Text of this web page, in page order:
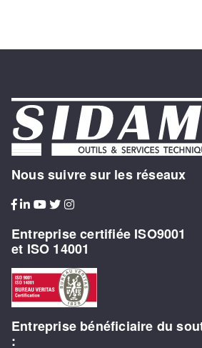
Nous suivre sur les réseaux
Entreprise certifiée ISO9001
et ISO 14001
Entreprise bénéficiaire du
: